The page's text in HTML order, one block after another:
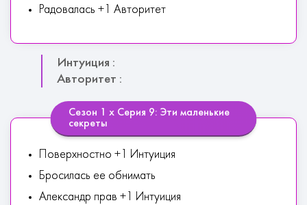
Радовалась +1 Авторитет
Интуиция :
Авторитет :
Сезон 1 х Серия 9: Эти маленькие
секреты
Поверхностно +1 Интуиция
Бросилась ее обнимать
Александр прав +1 Интуиция